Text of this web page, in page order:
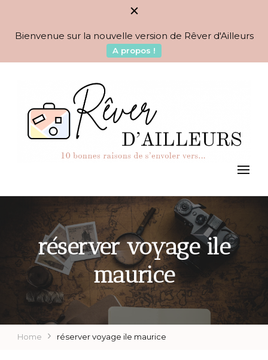
Bienvenue sur la nouvelle version de Rêver d'Ailleurs
A propos !
Rêver d'Ailleurs – 10
raisons de s'envoler vers…
BLOG VOYAGES DEPUIS 2010
réserver voyage ile
maurice
Home réserver voyage ile maurice